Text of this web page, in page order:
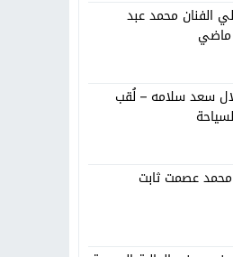
الفنان محمد عبد
ماضي
سعد سلامه – لُقب
عصمت ثابت